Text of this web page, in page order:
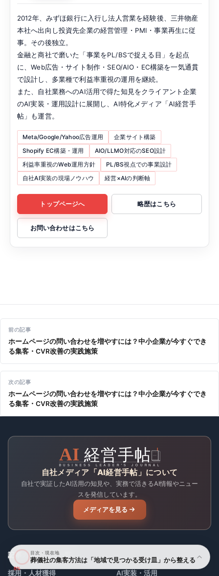
2012年、みずほ銀行に入行し法人営業を経験後、三井物産
本社へ出向し投資先企業の経営管理・PMI・事業再生に従
事。その後独立。
金融と商社で磨いた「事業をPL/BSで捉える目」を起点
に、Web広告・サイト制作・SEO/AIO・EC構築を一気通貫
で設計し、多業種で利益率重視の運用を継続。
また、自社業務へのAI活用で得た知見をクライアント企業
のAI実装・運用設計に展開し、AI特化メディア「AI経営手
帖」も運営。
Meta/Google/Yahoo広告運用
企業サイト構築
Shopify EC構築・運用
AIO/LLMO対応のSEO設計
利益率重視のWeb運用方針
PL/BS視点での事業設計
自社AI実装の現場ノウハウ
経営×AIの判断軸
トップページへ 略歴はこちら
お問い合わせはこちら
投稿ナビゲーション
前の記事
ホームページの問い合わせを増やすには？中小企業が今すぐでき
る集客・CVR改善の実践施策
次の記事
ホームページの問い合わせを増やすには？中小企業が今すぐでき
る集客・CVR改善の実践施策
自社メディア「AI経営手帖」について
自社で実証したAI活用の知見や、実務で活きるAI情報やニュー
スを発信しています。
メディアを見る
記事カテゴリー一覧
採用・人材獲得 AI実装・活用
0%
目次・現在地
葬儀社の集客方法は「地域で見つかる受け皿」から整える